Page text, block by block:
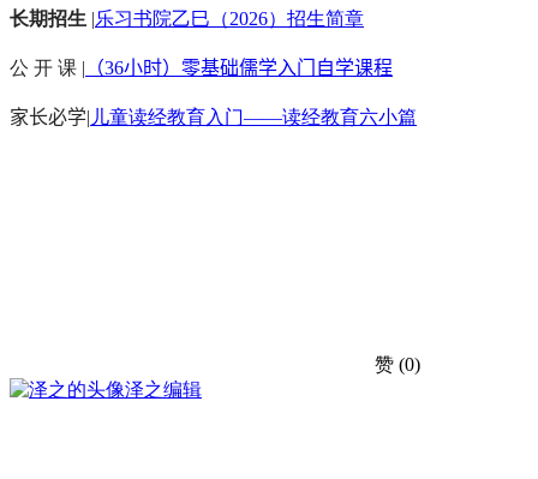
长期招生 |乐习书院乙巳（2026）招生简章
公 开 课 | （36小时）零基础儒学入门自学课程
家长必学| 儿童读经教育入门——读经教育六小篇
赞 (0)
泽之编辑